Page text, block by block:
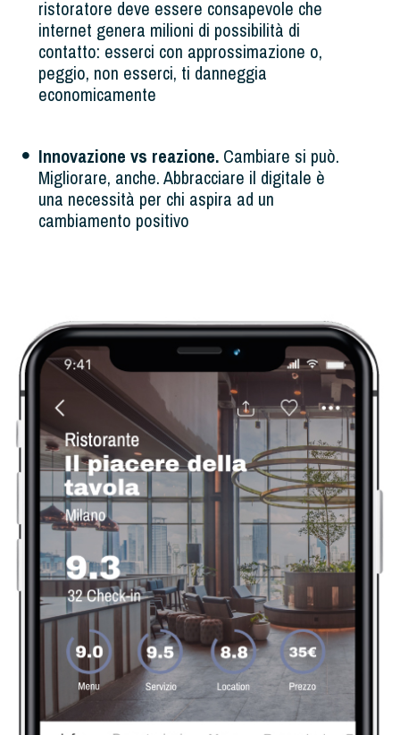
ristoratore deve essere consapevole che
internet genera milioni di possibilità di
contatto: esserci con approssimazione o,
peggio, non esserci, ti danneggia
economicamente
Innovazione vs reazione. Cambiare si può.
Migliorare, anche. Abbracciare il digitale è
una necessità per chi aspira ad un
cambiamento positivo